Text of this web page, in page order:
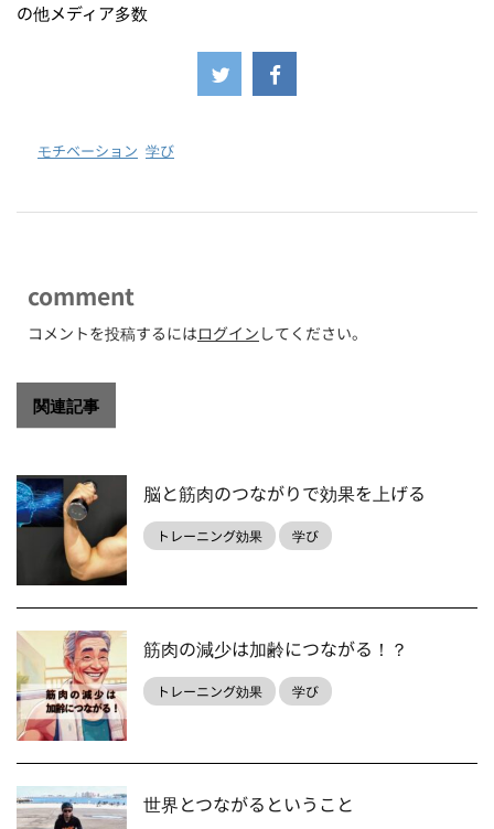
の他メディア多数
モチベーション 学び
comment
コメントを投稿するにはログイン してください。
関連記事
脳と筋肉のつながりで効果を上げる
トレーニング効果 学び
筋肉の減少は加齢につながる！？
トレーニング効果 学び
世界とつながるということ